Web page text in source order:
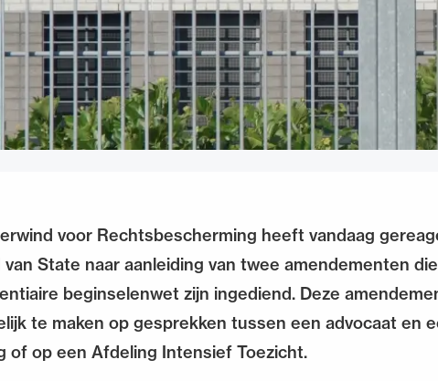
voor Rechtsbescherming heeft vandaag
State naar aanleiding van twee amendementen
beginselenwet zijn ingediend. Deze
te maken op gesprekken tussen een advocaat en
of op een Afdeling Intensief Toezicht.